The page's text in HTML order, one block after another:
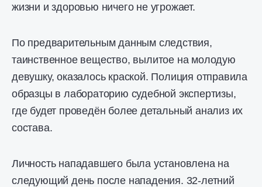
жизни и здоровью ничего не угрожает.
По предварительным данным следствия,
таинственное вещество, вылитое на молодую
девушку, оказалось краской. Полиция отправила
образцы в лабораторию судебной экспертизы,
где будет проведён более детальный анализ их
состава.
Личность нападавшего была установлена ​​на
следующий день после нападения. 32-летний